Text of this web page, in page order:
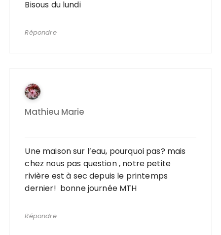
Bisous du lundi
Répondre
Mathieu Marie
Une maison sur l’eau, pourquoi pas? mais
chez nous pas question , notre petite
rivière est à sec depuis le printemps
dernier! bonne journée MTH
Répondre